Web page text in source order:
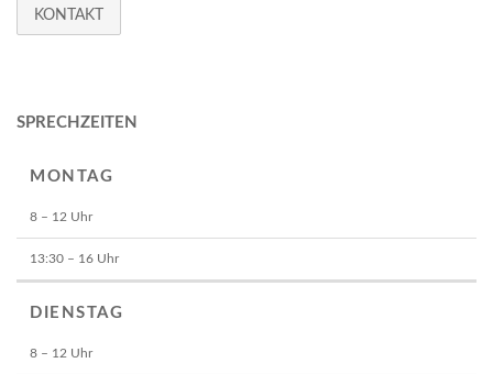
KONTAKT
SPRECHZEITEN
MONTAG
8 – 12 Uhr
13:30 – 16 Uhr
DIENSTAG
8 – 12 Uhr